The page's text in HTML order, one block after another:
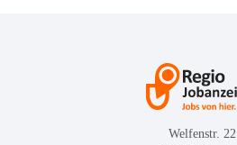
Welfenstr. 22